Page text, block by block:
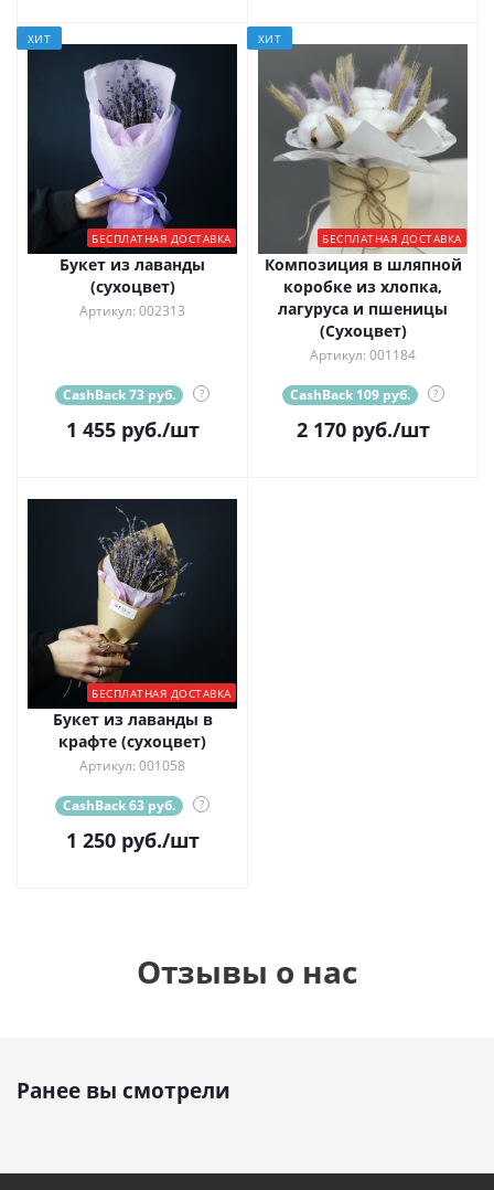
ХИТ
БЕСПЛАТНАЯ ДОСТАВКА
Букет из лаванды
(сухоцвет)
Артикул: 002313
CashBack 73 руб. ?
1 455руб./шт
ХИТ
БЕСПЛАТНАЯ ДОСТАВКА
Композиция в шляпной
коробке из хлопка,
лагуруса и пшеницы
(Сухоцвет)
Артикул: 001184
CashBack 109 руб. ?
2 170руб./шт
БЕСПЛАТНАЯ ДОСТАВКА
Букет из лаванды в
крафте (сухоцвет)
Артикул: 001058
CashBack 63 руб. ?
1 250руб./шт
Отзывы о нас
Ранее вы смотрели